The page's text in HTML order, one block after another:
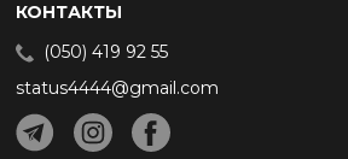
КОНТАКТЫ
(050) 419 92 55
status4444@gmail.com